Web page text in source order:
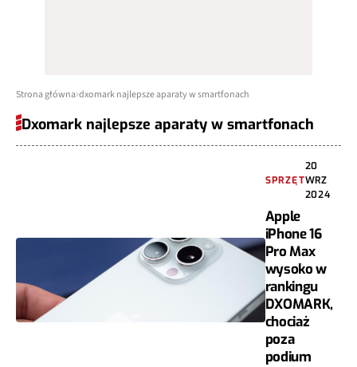
Strona główna dxomark najlepsze aparaty w smartfonach
Dxomark najlepsze aparaty w smartfonach
SPRZĘT
20
WRZ
2024
Apple
iPhone 16
Pro Max
wysoko w
rankingu
DXOMARK,
chociaż
poza
podium